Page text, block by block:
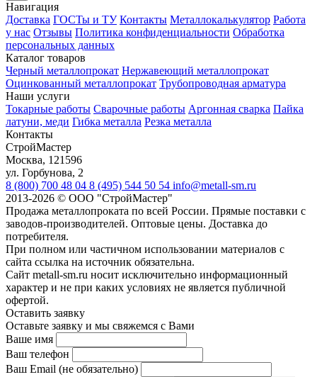
Навигация
Доставка ГОСТы и ТУ Контакты Металлокалькулятор Работа
у нас Отзывы Политика конфиденциальности Обработка
персональных данных
Каталог товаров
Черный металлопрокат Нержавеющий металлопрокат
Оцинкованный металлопрокат Трубопроводная арматура
Наши услуги
Токарные работы Сварочные работы Аргонная сварка Пайка
латуни, меди Гибка металла Резка металла
Контакты
СтройМастер
Москва, 121596
ул. Горбунова, 2
8 (800) 700 48 04 8 (495) 544 50 54 info@metall-sm.ru
2013-2026 © ООО "СтройМастер"
Продажа металлопроката по всей России. Прямые поставки с
заводов-производителей. Оптовые цены. Доставка до
потребителя.
При полном или частичном использовании материалов с
сайта ссылка на источник обязательна.
Сайт metall-sm.ru носит исключительно информационный
характер и не при каких условиях не является публичной
офертой.
Оставить заявку
Оставьте заявку и мы свяжемся с Вами
Ваше имя
Ваш телефон
Ваш Email (не обязательно)